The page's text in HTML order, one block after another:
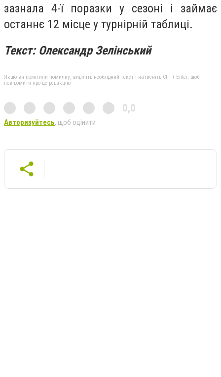
зазнала 4-ї поразки у сезоні і займає
останнє 12 місце у турнірній таблиці.
Текст: Олександр Зелінський
Якщо ви помітили помилку, виділіть необхідний текст і натисніть Ctrl + Enter, щоб
повідомити про це редакцію
0,0
Авторизуйтесь, щоб оцінити